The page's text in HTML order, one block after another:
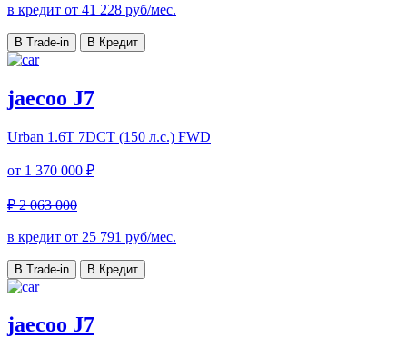
в кредит от 41 228 руб/мес.
В Trade-in В Кредит
jaecoo J7
Urban 1.6T 7DCT (150 л.с.) FWD
от 1 370 000 ₽
₽ 2 063 000
в кредит от 25 791 руб/мес.
В Trade-in В Кредит
jaecoo J7